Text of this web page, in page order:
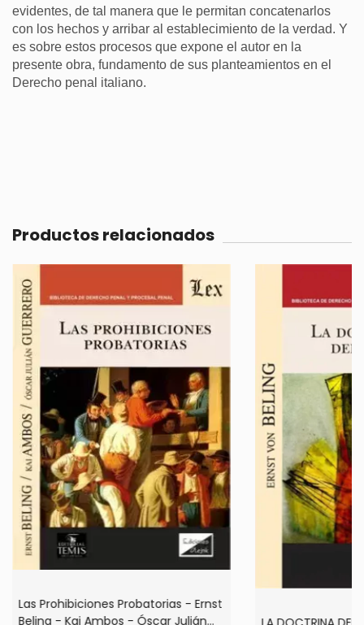
evidentes, de tal manera que le permitan concatenarlos
con los hechos y arribar al establecimiento de la verdad. Y
es sobre estos procesos que expone el autor en la
presente obra, fundamento de sus planteamientos en el
Derecho penal italiano.
Productos relacionados
Las Prohibiciones Probatorias - Ernst
Beling - Kai Ambos - Óscar Julián